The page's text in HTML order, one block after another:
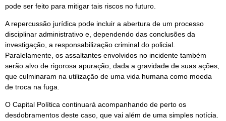
pode ser feito para mitigar tais riscos no futuro.
A repercussão jurídica pode incluir a abertura de um processo
disciplinar administrativo e, dependendo das conclusões da
investigação, a responsabilização criminal do policial.
Paralelamente, os assaltantes envolvidos no incidente também
serão alvo de rigorosa apuração, dada a gravidade de suas ações,
que culminaram na utilização de uma vida humana como moeda
de troca na fuga.
O Capital Política continuará acompanhando de perto os
desdobramentos deste caso, que vai além de uma simples notícia.